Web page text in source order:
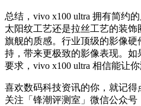
总结，vivo x100 ultra 拥有简约
太阳纹工艺还是拉丝工艺的装
旗舰的质感。行业顶级的影像
持，带来更极致的影像表现。
要求，vivo x100 ultra 相信能让你
喜欢数码科技资讯的你，就记得
关注「锋潮评测室」微信公众号